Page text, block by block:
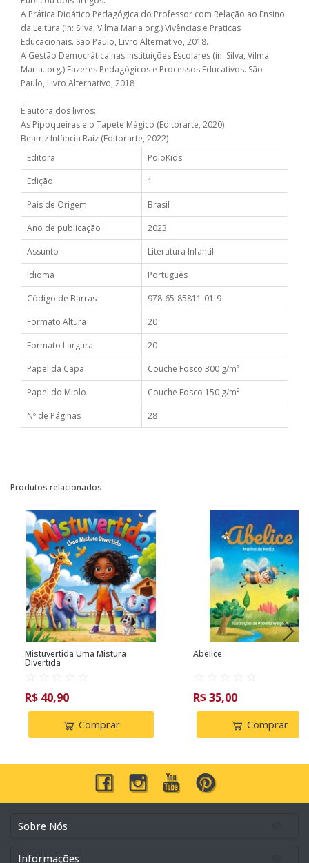
A Prática Didático Pedagógica do Professor com Relação ao Ensino
da Leitura (in: Silva, Vilma Maria org.) Vivências e Praticas
Educacionais. São Paulo, Livro Alternativo, 2018.
A Gestão Democrática nas Instituições Escolares (in: Silva, Vilma
Maria. org.) Fazeres Pedagógicos e Processos Educativos. São
Paulo, Livro Alternativo, 2018
É autora dos livros:
As Pipoqueiras e o Tapete Mágico (Editorarte, 2020)
Beatriz Infância Raiz (Editorarte, 2022)
Editora
PoloKids
Edição
1
País de Origem
Brasil
Ano de publicação
2023
Assunto
Literatura Infantil
Idioma
Português
Código de Barras
978-65-85811-01-9
Formato Altura
20
Formato Largura
20
Papel da Capa
Couche Fosco 300 g/m²
Papel do Miolo
Couche Fosco 150 g/m²
Nº de Páginas
28
Produtos relacionados
Mistuvertida Uma Mistura
Divertida
R$ 40,90
Comprar
Abelice
R$ 35,00
Comprar
Sobre Nós
Informações